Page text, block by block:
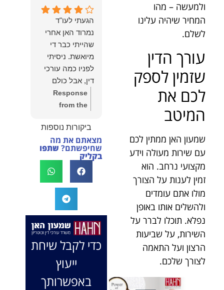
ולמעשה – מהו
המחיר שיהיה עלינו
לשלם.
עורך הדין
שזמין לספק
לכם את
המיטב
שמעון האן ממתין לכם
עם שירות מעולה וידע
מקצועי נרחב. הוא
זמין לענות על הצורך
מולו אתם עומדים
ולהשלים אותו באופן
נפלא. תוכלו לברר על
השירות, על שביעות
הרצון ועל התאמה
לצורך שלכם.
ונוטריון
שמחנו מאוד
לשמוע שהייעוץ
עזר לך ושהיית
מרוצה.
מבחינתנו הוגנות
ומקצועיות הן
מעל הכל. נשמח
תמיד לעמוד
לרשותך בהמשך
הגעתי לעו"ד
נמרוד האן אחרי
שהייתי כבר די
מיואשת. ניסיתי
לפניו כמה עורכי
דין, אבל כולם
נרתעו כי היה
מדובר בנושא
וסירבו לקחת
אותו.לאחר
שסיפרתי בקצרה
המקרה, הוא
החליט לייצג אותי
בלי לחשוב
פעמיים, הקשיב
לי ולקח את התיק
שלי פרו בונו מכל
הלב.
Response
from the
רבה על המילים
החמות ועל
האמון. שמחנו
לעמוד לצידך,
במיוחד בתיק לא
פשוט, ומאחלים
לך המון הצלחה
בהמשך. תמיד
כאן בשבילך.
בברכה, משרד
עו"ד שמעון האן
ונוטריון
ביקורות נוספות
מצאתם את מה
שחיפשתם? שתפו
בקליק
כדי לקבל שיחת
ייעוץ
באפשרותך